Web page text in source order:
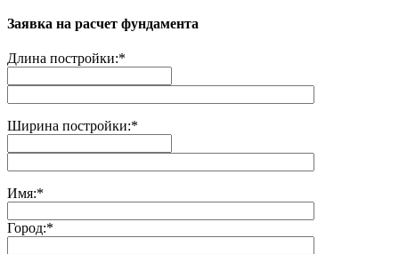
Заявка на расчет фундамента
Длина постройки:*
Ширина постройки:*
Имя:*
Город:*